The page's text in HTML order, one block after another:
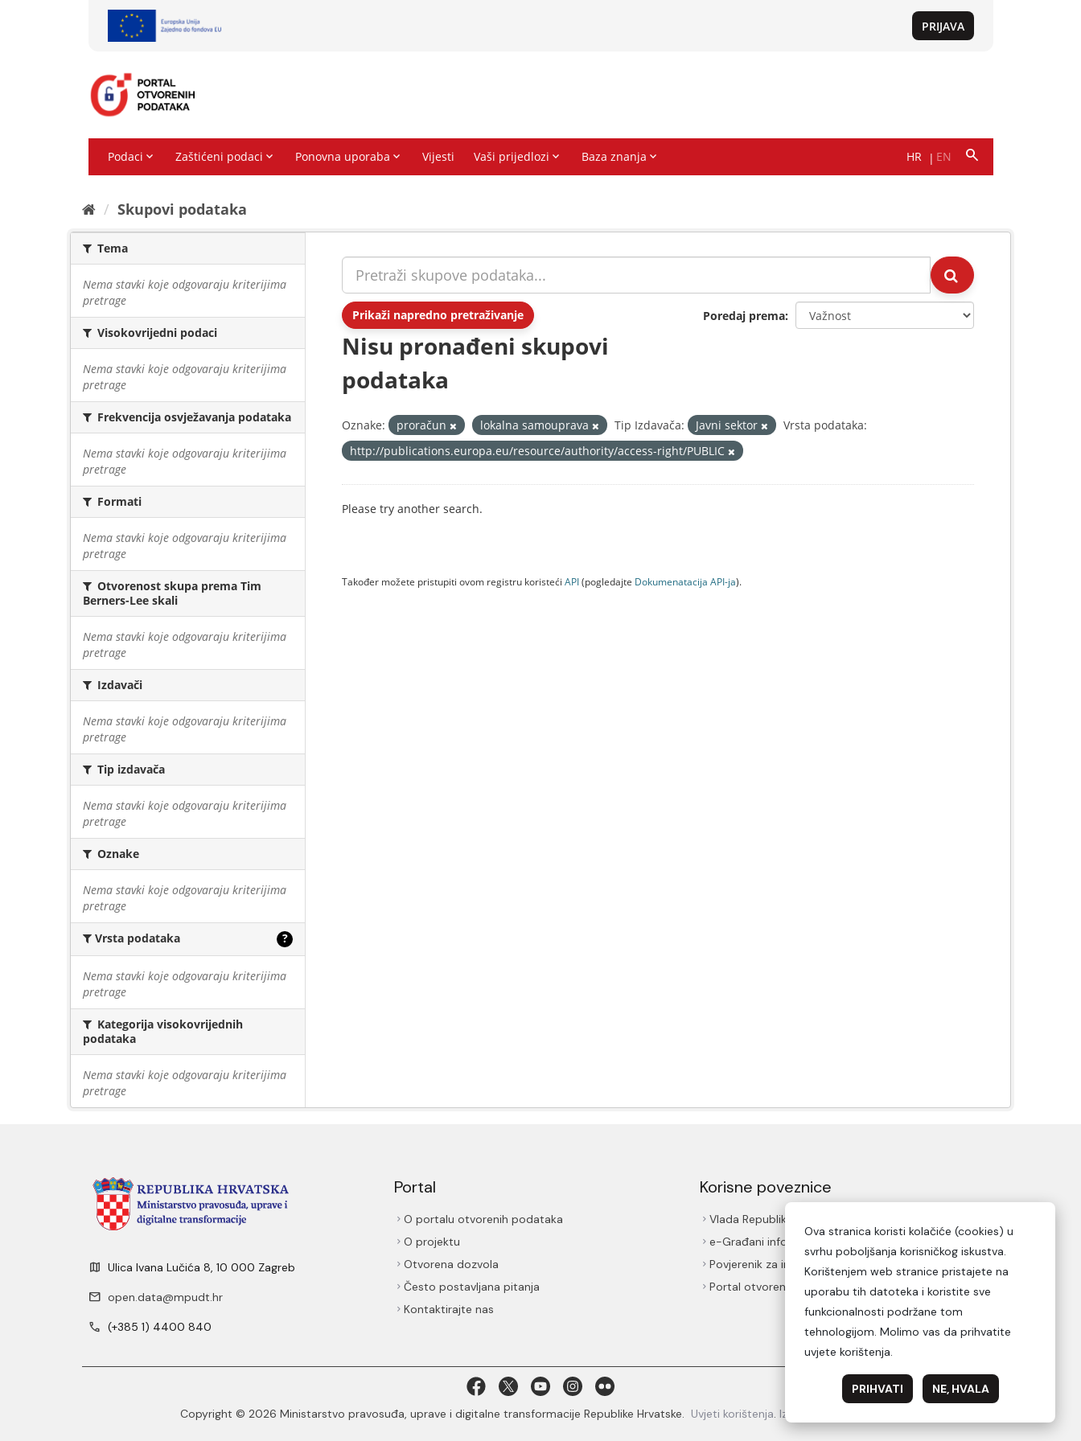
Skupovi podаtаkа
Tema
Nema stavki koje odgovaraju kriterijima
pretrage
Visokovrijedni podaci
Nema stavki koje odgovaraju kriterijima
pretrage
Frekvencija osvježavanja podataka
Nema stavki koje odgovaraju kriterijima
pretrage
Formati
Nema stavki koje odgovaraju kriterijima
pretrage
Otvorenost skupa prema Tim
Berners-Lee skali
Nema stavki koje odgovaraju kriterijima
pretrage
Izdavači
Nema stavki koje odgovaraju kriterijima
pretrage
Tip izdavača
Nema stavki koje odgovaraju kriterijima
pretrage
Oznake
Nema stavki koje odgovaraju kriterijima
pretrage
Vrsta podataka ?
Nema stavki koje odgovaraju kriterijima
pretrage
Kategorija visokovrijednih
podataka
Nema stavki koje odgovaraju kriterijima
pretrage
Prikaži napredno pretraživanje Poredaj prema
Nisu pronađeni skupovi
podataka
Oznake: proračun lokalna samouprava Tip Izdavača: Javni sektor
Vrsta podataka:
http://publications.europa.eu/resource/authority/access-right/PUBLIC
Please try another search.
Također možete pristupiti ovom registru koristeći API(pogledajte Dokumenаtаcijа API-jа).